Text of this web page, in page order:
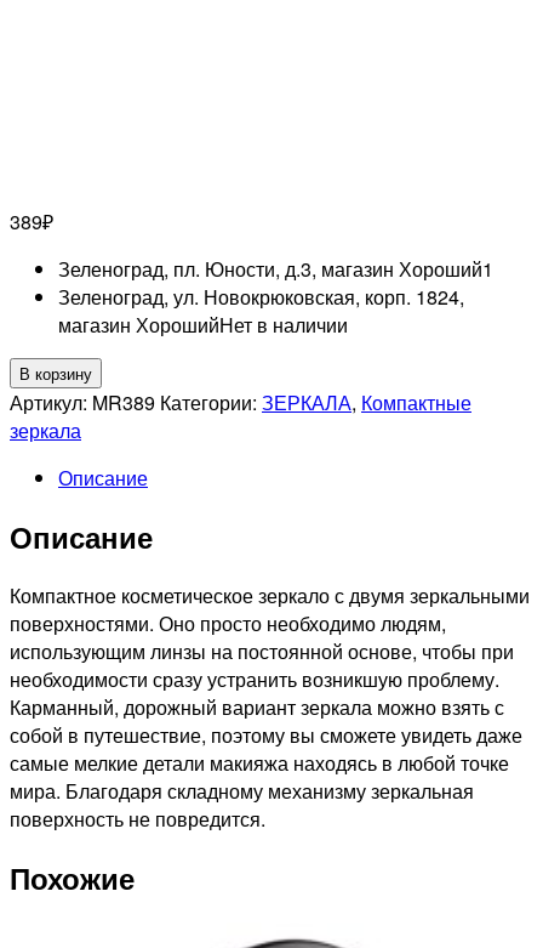
389₽
Зеленоград, пл. Юности, д.3, магазин Хороший1
Зеленоград, ул. Новокрюковская, корп. 1824,
магазин ХорошийНет в наличии
Количество
товара
Зеркало
двухстороннее
В корзину
Артикул: MR389 Категории: ЗЕРКАЛА, Компактные
зеркала
Описание
Описание
Компактное косметическое зеркало с двумя зеркальными
поверхностями. Оно просто необходимо людям,
использующим линзы на постоянной основе, чтобы при
необходимости сразу устранить возникшую проблему.
Карманный, дорожный вариант зеркала можно взять с
собой в путешествие, поэтому вы сможете увидеть даже
самые мелкие детали макияжа находясь в любой точке
мира. Благодаря складному механизму зеркальная
поверхность не повредится.
Похожие